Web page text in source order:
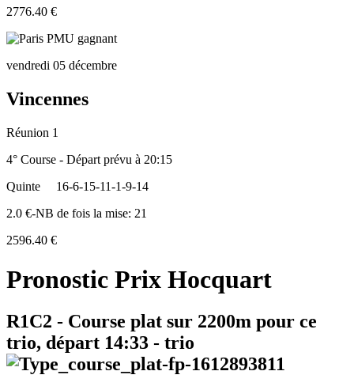
2776.40 €
vendredi 05 décembre
Vincennes
Réunion 1
4° Course - Départ prévu à 20:15
Quinte
16-6-15-11-1-9-14
2.0 €-NB de fois la mise: 21
2596.40 €
Pronostic Prix Hocquart
R1C2 - Course plat sur 2200m pour ce
trio, départ 14:33 - trio